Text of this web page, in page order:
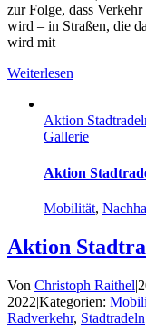
zur Folge, dass
wird – in Straßen, die
wird mit
Weiterlesen
Aktion
Gallerie
Aktion
Mobilität,
Aktion
Von Christoph Raithel|
2022|Kategorien:
Radverkehr, Stadtradeln